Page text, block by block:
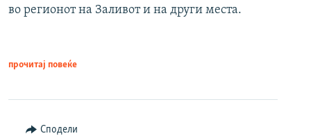
во регионот на Заливот и на други места.
прочитај повеќе
Сподели